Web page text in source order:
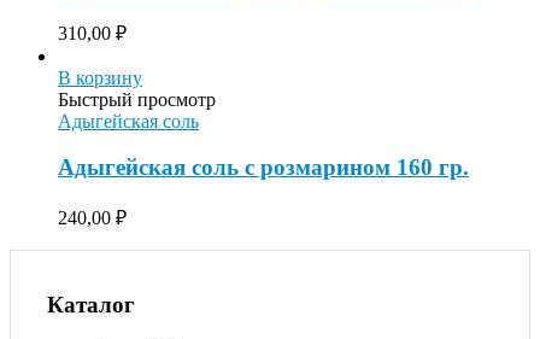
310,00 ₽
В корзину
Быстрый просмотр
Адыгейская соль
Адыгейская соль с розмарином 160 гр.
240,00 ₽
Каталог